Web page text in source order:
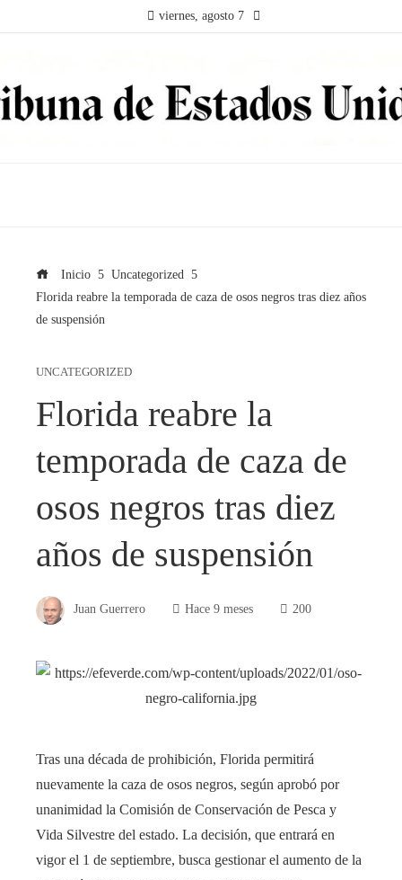
viernes, agosto 7
Inicio
Uncategorized
Florida reabre la temporada de caza de osos negros tras diez años
de suspensión
UNCATEGORIZED
Florida reabre la
temporada de caza de
osos negros tras diez
años de suspensión
Juan Guerrero Hace 9 meses 200
Tras una década de prohibición, Florida permitirá
nuevamente la caza de osos negros, según aprobó por
unanimidad la Comisión de Conservación de Pesca y
Vida Silvestre del estado. La decisión, que entrará en
vigor el 1 de septiembre, busca gestionar el aumento de la